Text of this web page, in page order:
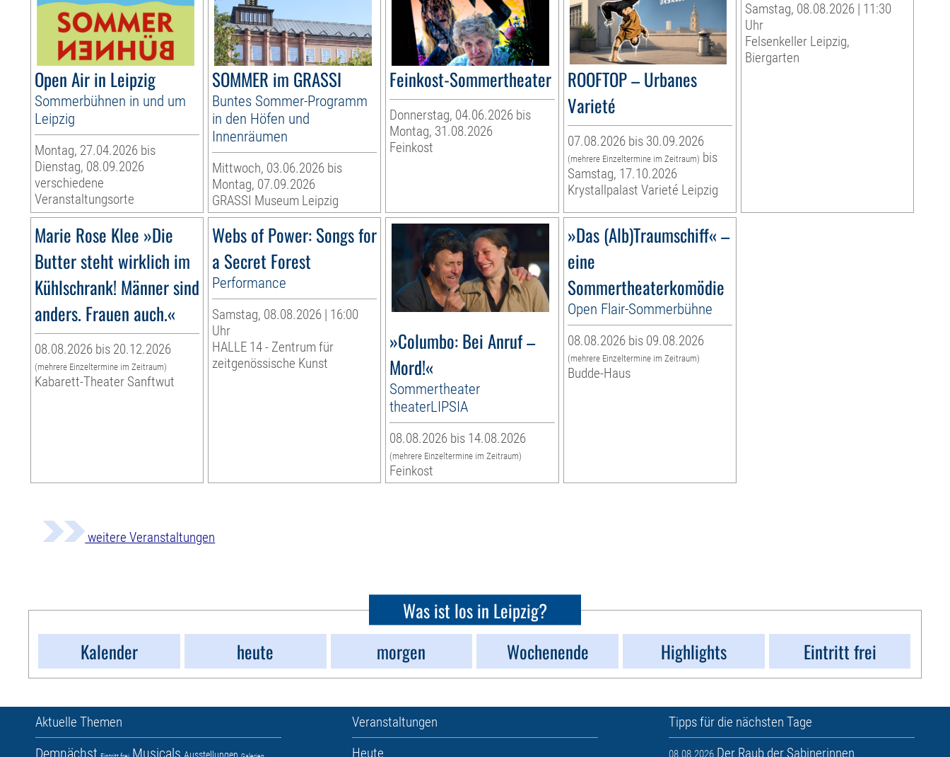
Open Air in Leipzig
Sommerbühnen in und um
Leipzig
Montag, 27.04.2026 bis
Dienstag, 08.09.2026
verschiedene
Veranstaltungsorte
SOMMER im GRASSI
Buntes Sommer-Programm
in den Höfen und
Innenräumen
Mittwoch, 03.06.2026 bis
Montag, 07.09.2026
GRASSI Museum Leipzig
Feinkost-Sommertheater
Donnerstag, 04.06.2026 bis
Montag, 31.08.2026
Feinkost
ROOFTOP – Urbanes
Varieté
07.08.2026 bis 30.09.2026
(mehrere Einzeltermine im Zeitraum) bis
Samstag, 17.10.2026
Krystallpalast Varieté Leipzig
Samstag, 08.08.2026 | 11:30
Uhr
Felsenkeller Leipzig,
Biergarten
Marie Rose Klee »Die
Butter steht wirklich im
Kühlschrank! Männer sind
anders. Frauen auch.«
08.08.2026 bis 20.12.2026
(mehrere Einzeltermine im Zeitraum)
Kabarett-Theater Sanftwut
Webs of Power: Songs for
a Secret Forest
Performance
Samstag, 08.08.2026 | 16:00
Uhr
HALLE 14 - Zentrum für
zeitgenössische Kunst
»Columbo: Bei Anruf –
Mord!«
Sommertheater
theaterLIPSIA
08.08.2026 bis 14.08.2026
(mehrere Einzeltermine im Zeitraum)
Feinkost
»Das (Alb)Traumschiff« –
eine
Sommertheaterkomödie
Open Flair-Sommerbühne
08.08.2026 bis 09.08.2026
(mehrere Einzeltermine im Zeitraum)
Budde-Haus
weitere Veranstaltungen
Was ist los in Leipzig?
Kalender
heute morgen Wochenende Highlights Eintritt frei
Aktuelle Themen
Veranstaltungen
Heute
Tipps für die nächsten Tage
08.08.2026 Der Raub der Sabinerinnen